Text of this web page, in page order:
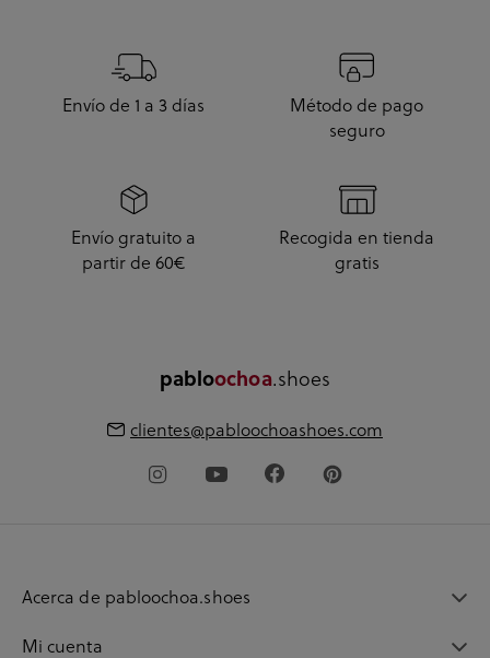
Envío de 1 a 3 días
Método de pago
seguro
Envío gratuito a
partir de 60€
Recogida en tienda
gratis
pabloochoa.shoes
clientes@pabloochoashoes.com
Acerca de pabloochoa.shoes
Mi cuenta